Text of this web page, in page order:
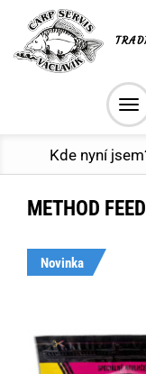
Kde nyní
METHOD
Novinka